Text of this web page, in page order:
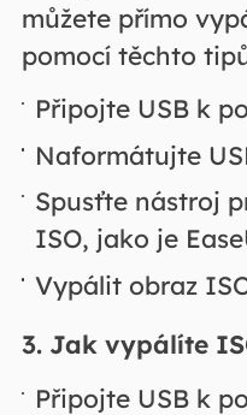
můžete přímo
pomocí těchto
Připojte USB k
Naformátujte
Spusťte nástroj
ISO, jako je
Vypálit obraz
3. Jak vypálíte
Připojte USB k